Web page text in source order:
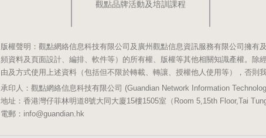
觀點品牌活動及培訓課程
版權聲明：觀點網絡信息科技有限公司及廣州觀點信息資訊服務有限公司擁
頻資料及頁面設計、編排、軟件等）的所有權、版權等其他相關知識產權。
由及方式使用上述資料（包括但不限於轉載、轉讓、授權他人使用等），否則
承印人：觀點網絡信息科技有限公司 (Guandian Network Information
地址：香港灣仔菲林明道8號大同大廈15樓1505室（Room 5,15th Floor,Tai
電郵：info@guandian.hk